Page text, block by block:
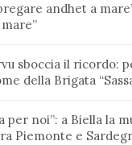
andhet a
sboccia il ricordo:
della Brigata
per noi”: a Biella la
Piemonte e